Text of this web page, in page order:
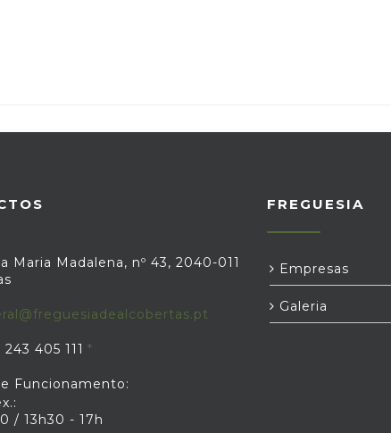
Maria Madalena, nº 43, 2040-011
405 111
Funcionamento:
/ 13h30 - 17h
FREGUESIA
Empresas
Galeria